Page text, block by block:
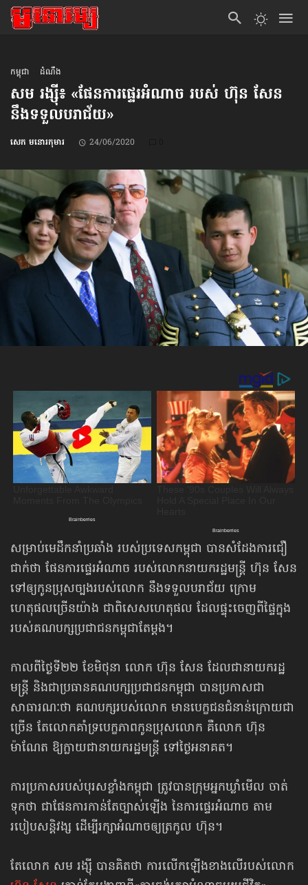
កម្ពុជា ដំណឹង
សម រង្ស៊ី៖ «ផែនការ​ផ្ទេរ​អំណាច របស់ ហ៊ុន សែន
នឹង​ទទួល​បរាជ័យ»
សេក មនោរកុមារ 24/06/2020
សម្រាប់មេដឹកនាំប្រឆាំង របស់ប្រទេសកម្ពុជា បានសំដែងការជឿ
ជាក់ថា ផែនការ​ផ្ទេរ​អំណាច របស់លោកនាយករដ្ឋមន្ត្រី ហ៊ុន សែន
ទៅឲ្យកូនប្រុសច្បងរបស់លោក នឹង​ទទួល​បរាជ័យ ក្រោម
ហេតុផលច្រើនយ៉ាង ជាពិសេស​ហេតុផល ដែលផ្ទុះចេញពីផ្ទៃក្នុង
របស់​គណបក្ស​ប្រជាជនកម្ពុជាតែម្ដង។
កាលពី​ថ្ងៃ​ទី​២២ ខែមិថុនា លោក ហ៊ុន សែន ដែលជានាយករដ្ឋ
មន្ត្រី និង​ជា​ប្រធាន​គណបក្ស​ប្រជាជន​កម្ពុជា បានប្រកាសជា
សាធារណៈថា គណបក្ស​របស់​លោក មាន​បេក្ខជន​ជំនាន់​ក្រោយ​ជា
ច្រើន តែ​លោក​គាំទ្រ​បេក្ខភាពកូនប្រុសលោក គឺ​លោក ហ៊ុន
ម៉ាណែត ឱ្យ​ក្លាយ​ជា​នាយករដ្ឋមន្ត្រី ​ទៅ​ថ្ងៃ​អនាគត​។
ការប្រកាសរបស់បុរសខ្លាំងកម្ពុជា ត្រូវបានក្រុមអ្នកឃ្លាំមើល ចាត់
ទុកថា ជាផែនការកាន់​តែ​ច្បាស់ឡើង នៃការផ្ទេរអំណាច តាម
របៀបសន្តិវង្ស ដើម្បីរក្សាអំណាចឲ្យត្រកូល ហ៊ុន។
តែលោក សម រង្ស៊ី បានគិតថា ការលើកឡើងខាងលើ​របស់លោក